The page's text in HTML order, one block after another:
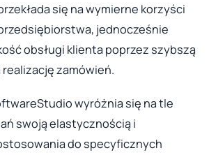
się na wymierne korzyści
jednocześnie
obsługi klienta poprzez szybszą
realizację zamówień.
wyróżnia się na tle
swoją elastycznością i
do specyficznych